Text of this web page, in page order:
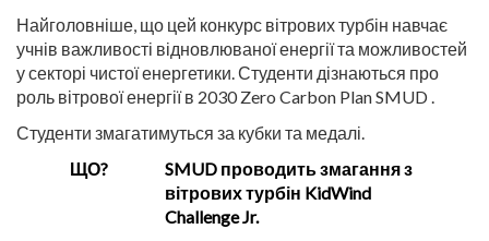
Найголовніше, що цей конкурс вітрових турбін навчає
учнів важливості відновлюваної енергії та можливостей
у секторі чистої енергетики. Студенти дізнаються про
роль вітрової енергії в 2030 Zero Carbon Plan SMUD .
Студенти змагатимуться за кубки та медалі.
ЩО?
SMUD проводить змагання з
вітрових турбін KidWind
Challenge Jr.